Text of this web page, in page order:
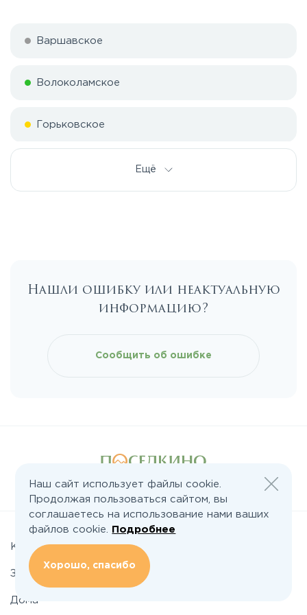
Варшавское
Волоколамское
Горьковское
Каширское
Можайское
Новорижское
Новорязанское
Ещё
Нашли ошибку или неактуальную
информацию?
Сообщить об ошибке
Следите за нами:
Коттеджные поселки
Земельные участки
Дома
Наш сайт использует файлы cookie.
Продолжая пользоваться сайтом, вы
соглашаетесь на использование нами ваших
файлов cookie.
Подробнее
Хорошо, спасибо